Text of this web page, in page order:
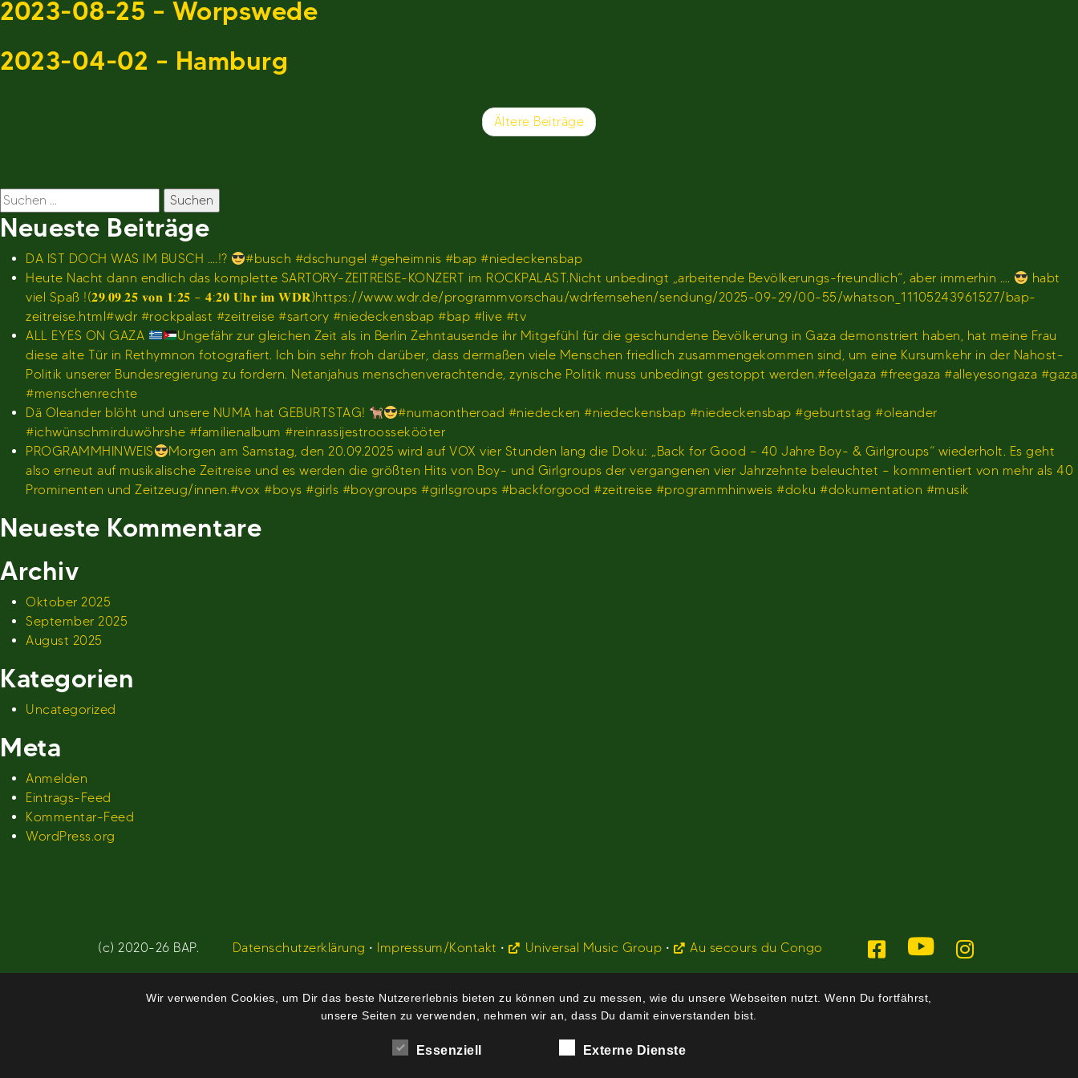
2023-08-25 – Worpswede
2023-04-02 – Hamburg
Ältere Beiträge
Suchen
nach:
Neueste Beiträge
DA IST DOCH WAS IM BUSCH ….!?
#busch #dschungel #geheimnis #bap #niedeckensbap
Heute Nacht dann endlich das komplette SARTORY-ZEITREISE-KONZERT im ROCKPALAST.Nicht unbedingt „arbeitende Bevölkerungs-freundlich“, aber immerhin ….
habt
viel Spaß !(𝟐𝟗.𝟎𝟗.𝟐𝟓 𝐯𝐨𝐧 𝟏:𝟐𝟓 – 𝟒:𝟐𝟎 𝐔𝐡𝐫 𝐢𝐦 𝐖𝐃𝐑)https://www.wdr.de/programmvorschau/wdrfernsehen/sendung/2025-09-29/00-55/whatson_11105243961527/bap-
zeitreise.html#wdr #rockpalast #zeitreise #sartory #niedeckensbap #bap #live #tv
ALL EYES ON GAZA
Ungefähr zur gleichen Zeit als in Berlin Zehntausende ihr Mitgefühl für die geschundene Bevölkerung in Gaza demonstriert haben, hat meine Frau
diese alte Tür in Rethymnon fotografiert. Ich bin sehr froh darüber, dass dermaßen viele Menschen friedlich zusammengekommen sind, um eine Kursumkehr in der Nahost-
Politik unserer Bundesregierung zu fordern. Netanjahus menschenverachtende, zynische Politik muss unbedingt gestoppt werden.#feelgaza #freegaza #alleyesongaza #gaza
#menschenrechte
Dä Oleander blöht und unsere NUMA hat GEBURTSTAG!
#numaontheroad #niedecken #niedeckensbap #niedeckensbap #geburtstag #oleander
#ichwünschmirduwöhrshe #familienalbum #reinrassijestroossekööter
PROGRAMMHINWEIS
Morgen am Samstag, den 20.09.2025 wird auf VOX vier Stunden lang die Doku: „Back for Good – 40 Jahre Boy- & Girlgroups“ wiederholt. Es geht
also erneut auf musikalische Zeitreise und es werden die größten Hits von Boy- und Girlgroups der vergangenen vier Jahrzehnte beleuchtet – kommentiert von mehr als 40
Prominenten und Zeitzeug/innen.#vox #boys #girls #boygroups #girlsgroups #backforgood #zeitreise #programmhinweis #doku #dokumentation #musik
Neueste Kommentare
Archiv
Oktober 2025
September 2025
August 2025
Kategorien
Uncategorized
Meta
Anmelden
Eintrags-Feed
Kommentar-Feed
WordPress.org
(c) 2020-26 BAP. Datenschutzerklärung • Impressum/Kontakt • Universal Music Group • Au secours du Congo
Wir verwenden Cookies, um Dir das beste Nutzererlebnis bieten zu können und zu messen, wie du unsere Webseiten nutzt. Wenn Du fortfährst,
unsere Seiten zu verwenden, nehmen wir an, dass Du damit einverstanden bist.
Essenziell Externe Dienste